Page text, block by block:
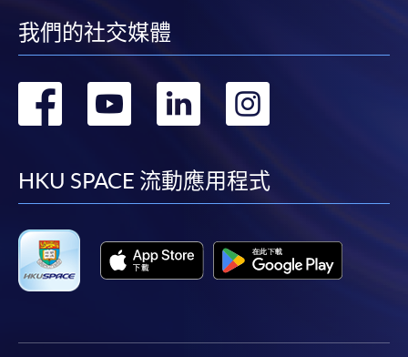
我們的社交媒體
轉
facebook
轉
youtube
轉
linkedin
HKU SPACE 流動應用程式